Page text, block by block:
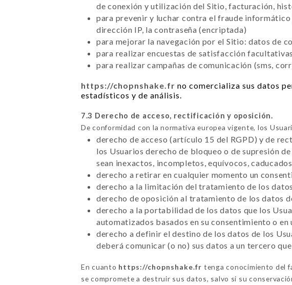
de conexión y utilización del Sitio, facturación,
para prevenir y luchar contra el fraude
dirección IP, la contraseña (encriptada)
para mejorar la navegación por el Sitio: datos de
para realizar encuestas de satisfacción
para realizar campañas de comunicación (sms,
https://chopnshake.fr no comercializa sus datos
estadísticos y de análisis.
7.3 Derecho de acceso, rectificación y oposición.
De conformidad con la normativa europea vigente, los
derecho de acceso (artículo 15 del RGPD) y de
los Usuarios derecho de bloqueo o de supresión
sean inexactos, incompletos, equívocos,
derecho a retirar en cualquier momento un
derecho a la limitación del tratamiento de los
derecho de oposición al tratamiento de los datos
derecho a la portabilidad de los datos que los
automatizados basados en su consentimiento o
derecho a definir el destino de los datos de los
deberá comunicar (o no) sus datos a un tercero
En cuanto https://chopnshake.fr tenga conocimiento del
se compromete a destruir sus datos, salvo si su